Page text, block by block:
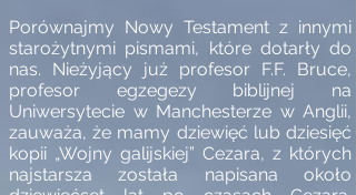
Porównajmy Nowy Testament z innymi
starożytnymi pismami, które dotarły do
nas. Nieżyjący już profesor F.F. Bruce,
profesor egzegezy biblijnej na
Uniwersytecie w Manchesterze w Anglii,
zauważa, że mamy dziewięć lub dziesięć
kopii „Wojny galijskiej” Cezara, z których
najstarsza została napisana około